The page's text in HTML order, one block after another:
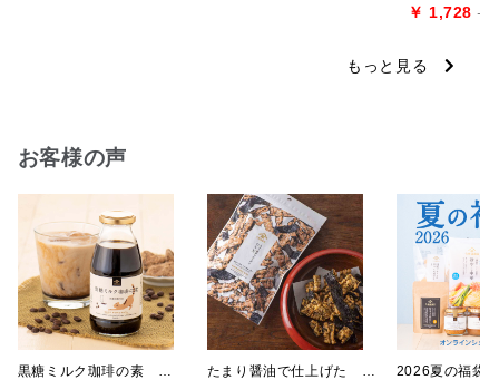
￥ 1,728 ￥
もっと見る
お客様の声
2026夏の福袋
黒糖ミルク珈琲の素
たまり醤油で仕上げた の